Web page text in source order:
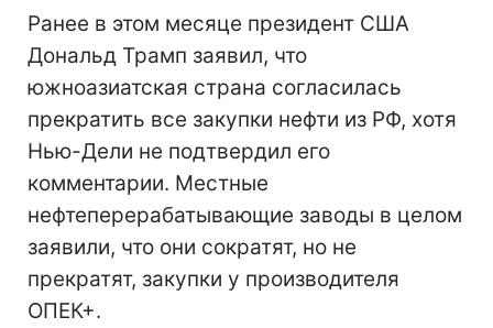
Ранее в этом месяце президент США
Дональд Трамп заявил, что
южноазиатская страна согласилась
прекратить все закупки нефти из РФ, хотя
Нью-Дели не подтвердил его
комментарии. Местные
нефтеперерабатывающие заводы в целом
заявили, что они сократят, но не
прекратят, закупки у производителя
ОПЕК+.